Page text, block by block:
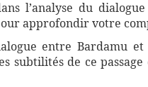
l’analyse du
approfondir votre
entre Bardamu
subtilités de ce